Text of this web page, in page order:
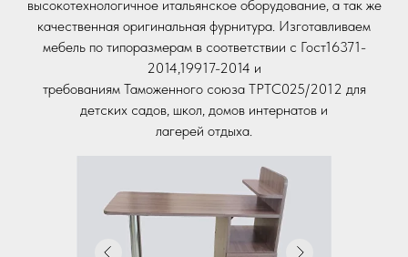
высокотехнологичное итальянское оборудование, а так же
качественная оригинальная фурнитура. Изготавливаем
мебель по типоразмерам в соответствии с Гост16371-
2014,19917-2014 и
требованиям Таможенного союза ТРТС025/2012 для
детских садов, школ, домов интернатов и
лагерей отдыха.